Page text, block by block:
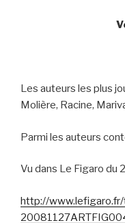
Les auteurs les plus
Molière, Racine,
Parmi les auteurs
Vu dans Le Figaro du
http://